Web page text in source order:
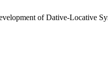
of Dative-Locative